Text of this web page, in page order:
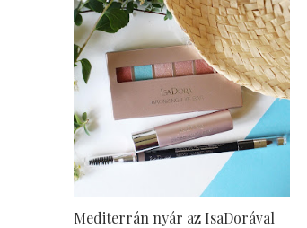
Mediterrán nyár az IsaDorával